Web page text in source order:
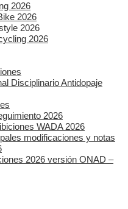
2026
2026
2026
2026
Disciplinario Antidopaje
2026
WADA 2026
modificaciones y notas
2026 versión ONAD –